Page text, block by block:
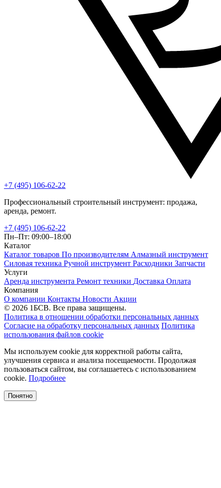
+7 (495) 106-62-22
Профессиональный строительный инструмент: продажа,
аренда, ремонт.
+7 (495) 106-62-22
Пн–Пт: 09:00–18:00
Каталог
Каталог товаров По производителям Алмазный инструмент
Силовая техника Ручной инструмент Расходники Запчасти
Услуги
Аренда инструмента Ремонт техники Доставка Оплата
Компания
О компании Контакты Новости Акции
© 2026 1БСВ. Все права защищены.
Политика в отношении обработки персональных данных
Согласие на обработку персональных данных Политика
использования файлов cookie
Мы используем cookie для корректной работы сайта,
улучшения сервиса и анализа посещаемости. Продолжая
пользоваться сайтом, вы соглашаетесь с использованием
cookie. Подробнее
Понятно